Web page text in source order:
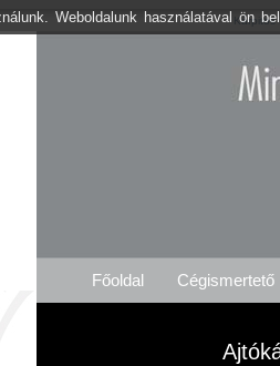
Főoldal Cégismertető
Weboldalunk használatával ön